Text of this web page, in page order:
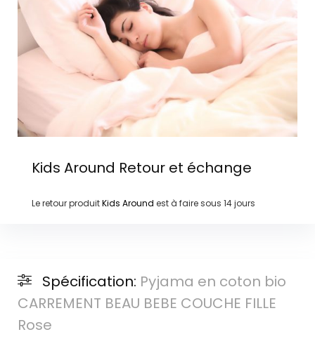
Kids Around Retour et échange
Le retour produitKids Around est à faire sous 14 jours
Spécification: Pyjama en coton bio
CARREMENT BEAU BEBE COUCHE FILLE
Rose